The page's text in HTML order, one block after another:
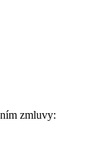
zmluvy: